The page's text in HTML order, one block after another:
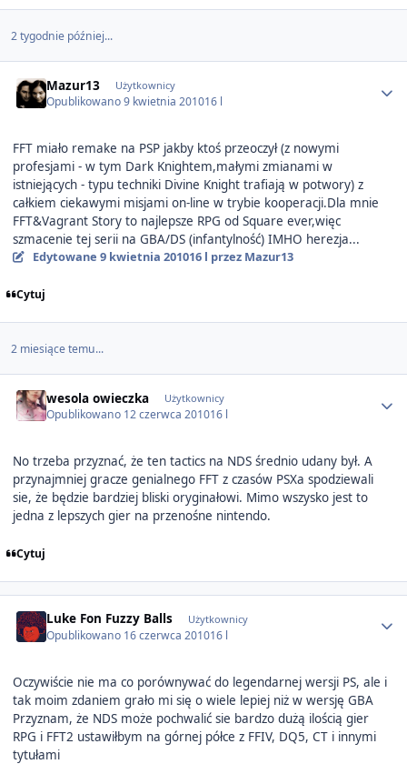
2 tygodnie później...
Mazur13 Użytkownicy
Opublikowano9 kwietnia 201016 l
FFT miało remake na PSP jakby ktoś przeoczył (z nowymi
profesjami - w tym Dark Knightem,małymi zmianami w
istniejących - typu techniki Divine Knight trafiają w potwory) z
całkiem ciekawymi misjami on-line w trybie kooperacji.Dla mnie
FFT&Vagrant Story to najlepsze RPG od Square ever,więc
szmacenie tej serii na GBA/DS (infantylność) IMHO herezja...
Edytowane 9 kwietnia 201016 l przez Mazur13
Cytuj
2 miesiące temu...
wesola owieczka Użytkownicy
Opublikowano 12 czerwca 201016 l
No trzeba przyznać, że ten tactics na NDS średnio udany był. A
przynajmniej gracze genialnego FFT z czasów PSXa spodziewali
sie, że będzie bardziej bliski oryginałowi. Mimo wszysko jest to
jedna z lepszych gier na przenośne nintendo.
Cytuj
Luke Fon Fuzzy Balls Użytkownicy
Opublikowano 16 czerwca 201016 l
Oczywiście nie ma co porównywać do legendarnej wersji PS, ale i
tak moim zdaniem grało mi się o wiele lepiej niż w wersję GBA
Przyznam, że NDS może pochwalić sie bardzo dużą ilością gier
RPG i FFT2 ustawiłbym na górnej półce z FFIV, DQ5, CT i innymi
tytułami